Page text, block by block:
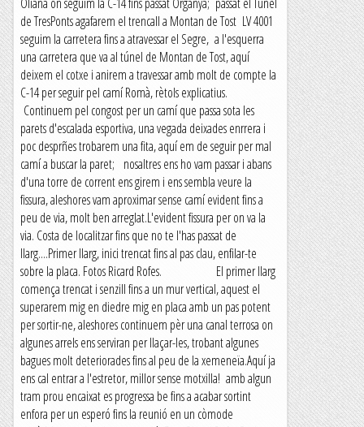
de TresPonts agafarem el trencall a Montan de Tost LV 4001
seguim la carretera fins a atravessar el Segre, a l'esquerra
una carretera que va al túnel de Montan de Tost, aquí
deixem el cotxe i anirem a travessar amb molt de compte la
C-14 per seguir pel camí Romà, rètols explicatius.
Continuem pel congost per un camí que passa sota les
parets d'escalada esportiva, una vegada deixades enrrera i
poc desprñes trobarem una fita, aquí em de seguir per mal
camí a buscar la paret; nosaltres ens ho vam passar i abans
d'una torre de corrent ens girem i ens sembla veure la
fissura, aleshores vam aproximar sense camí evident fins a
peu de via, molt ben arreglat.L'evident fissura per on va la
via. Costa de localitzar fins que no te l'has passat de
llarg....Primer llarg, inici trencat fins al pas clau, enfilar-te
sobre la placa. Fotos Ricard Rofes. El primer llarg
comença trencat i senzill fins a un mur vertical, aquest el
superarem mig en diedre mig en placa amb un pas potent
per sortir-ne, aleshores continuem pèr una canal terrosa on
algunes arrels ens serviran per llaçar-les, trobant algunes
bagues molt deteriorades fins al peu de la xemeneïa.Aquí ja
ens cal entrar a l'estretor, millor sense motxilla! amb algun
tram prou encaixat es progressa be fins a acabar sortint
enfora per un esperó fins la reunió en un còmode